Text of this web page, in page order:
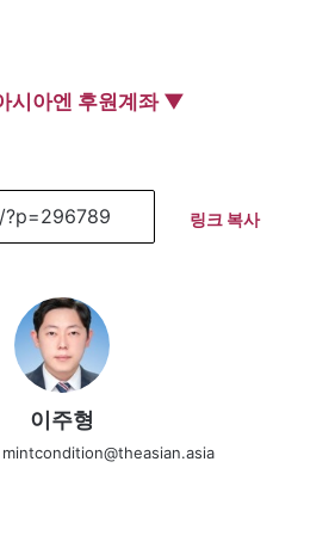
시아엔 후원계좌 ▼
링크 복사
이주형
mintcondition@theasian.asia